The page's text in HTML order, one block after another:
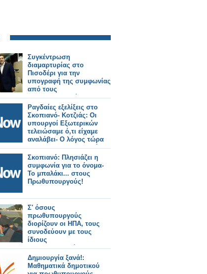
Συγκέντρωση
διαμαρτυρίας στο
Πισοδέρι για την
υπογραφή της συμφωνίας
από τους
πρωθυπουργούς της
Ελλάδας και των Σκοπίων
Ραγδαίες εξελίξεις στο
Σκοπιανό- Κοτζιάς: Οι
υπουργοί Εξωτερικών
τελειώσαμε ό,τι είχαμε
αναλάβει- Ο λόγος τώρα
στους Πρωθυπουργούς
για την οριστική
συμφωνία!
Σκοπιανό: Πλησιάζει η
συμφωνία για το όνομα-
Το μπαλάκι... στους
Πρωθυπουργούς!
Σ' όσους
πρωθυπουργούς
διορίζουν οι ΗΠΑ, τους
συνοδεύουν με τους
ίδιους
"επικοινωνιολόγους"...
Δημιουργία ξανά!:
Μαθηματικά δημοτικού